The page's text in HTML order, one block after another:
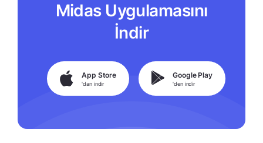
Midas Uygulamasını
İndir
App Store
'dan indir
Google Play
'den indir